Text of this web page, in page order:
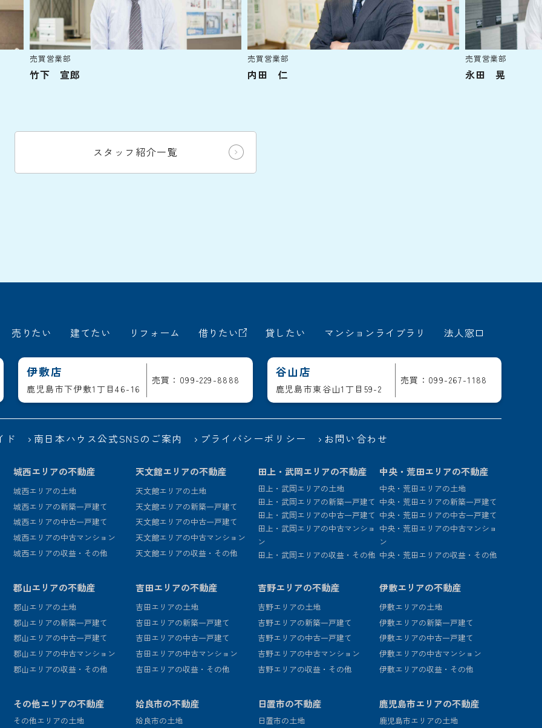
売買営業部
竹下 宣郎
売買営業部
内田 仁
売買営業部
永田 晃
スタッフ紹介一覧
売りたい 建てたい リフォーム 借りたい 貸したい マンションライブラリ 法人窓口
伊敷店
鹿児島市下伊敷1丁目46-16
売買：099-229-8888
谷山店
鹿児島市東谷山1丁目59-2
売買：099-267-1188
ド 南日本ハウス公式SNSのご案内 プライバシーポリシー お問い合わせ
城西エリアの不動産
城西エリアの土地
城西エリアの新築一戸建て
城西エリアの中古一戸建て
城西エリアの中古マンション
城西エリアの収益・その他
天文館エリアの不動産
天文館エリアの土地
天文館エリアの新築一戸建て
天文館エリアの中古一戸建て
天文館エリアの中古マンション
天文館エリアの収益・その他
田上・武岡エリアの不動産
田上・武岡エリアの土地
田上・武岡エリアの新築一戸建て
田上・武岡エリアの中古一戸建て
田上・武岡エリアの中古マンショ
ン
田上・武岡エリアの収益・その他
中央・荒田エリアの不動産
中央・荒田エリアの土地
中央・荒田エリアの新築一戸建て
中央・荒田エリアの中古一戸建て
中央・荒田エリアの中古マンショ
ン
中央・荒田エリアの収益・その他
郡山エリアの不動産
郡山エリアの土地
郡山エリアの新築一戸建て
郡山エリアの中古一戸建て
郡山エリアの中古マンション
郡山エリアの収益・その他
吉田エリアの不動産
吉田エリアの土地
吉田エリアの新築一戸建て
吉田エリアの中古一戸建て
吉田エリアの中古マンション
吉田エリアの収益・その他
吉野エリアの不動産
吉野エリアの土地
吉野エリアの新築一戸建て
吉野エリアの中古一戸建て
吉野エリアの中古マンション
吉野エリアの収益・その他
伊敷エリアの不動産
伊敷エリアの土地
伊敷エリアの新築一戸建て
伊敷エリアの中古一戸建て
伊敷エリアの中古マンション
伊敷エリアの収益・その他
その他エリアの不動産
その他エリアの土地
姶良市の不動産
姶良市の土地
日置市の不動産
日置市の土地
鹿児島市エリアの不動産
鹿児島市エリアの土地